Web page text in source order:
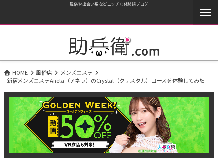
風俗や出会い系などエッチな体験談ブログ
HOME 風俗店
メンズエステ
新宿メンズエステAnela（アネラ）のCrystal（クリスタル）コースを体験してみた